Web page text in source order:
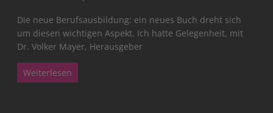
Die neue Berufsausbildung: ein neues Buch dreht sich
um diesen wichtigen Aspekt. Ich hatte Gelegenheit, mit
Dr. Volker Mayer, Herausgeber
Weiterlesen